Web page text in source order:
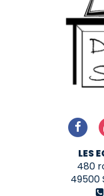
LES
480
49500